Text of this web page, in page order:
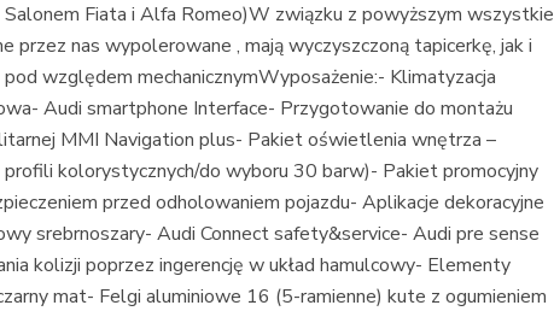
Fiata i Alfa Romeo)W związku z powyższym wszystkie
przez nas wypolerowane , mają wyczyszczoną tapicerkę, jak i
względem mechanicznymWyposażenie:- Klimatyzacja
Audi smartphone Interface- Przygotowanie do montażu
MMI Navigation plus- Pakiet oświetlenia wnętrza –
kolorystycznych/do wyboru 30 barw)- Pakiet promocyjny
przed odholowaniem pojazdu- Aplikacje dekoracyjne
srebrnoszary- Audi Connect safety&service- Audi pre sense
kolizji poprzez ingerencję w układ hamulcowy- Elementy
mat- Felgi aluminiowe 16 (5-ramienne) kute z ogumieniem